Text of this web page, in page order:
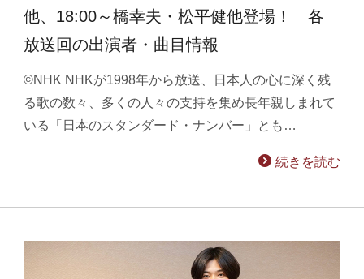
他、18:00～橋幸夫・松平健他登場！ 各
放送回の出演者・曲目情報
©NHK NHKが1998年から放送、日本人の心に深く残
る歌の数々、多くの人々の支持を集め長年親しまれて
いる「日本のスタンダード・ナンバー」とも…
続きを読む